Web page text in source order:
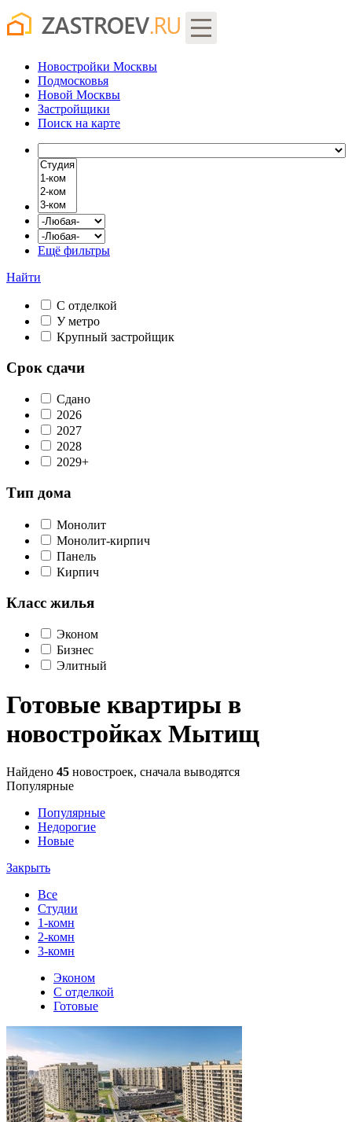
Новостройки Москвы
Подмосковья
Новой Москвы
Застройщики
Поиск на карте
Ещё фильтры
Найти
С отделкой
У метро
Крупный застройщик
Срок сдачи
Сдано
2026
2027
2028
2029+
Тип дома
Монолит
Монолит-кирпич
Панель
Кирпич
Класс жилья
Эконом
Бизнес
Элитный
Готовые квартиры в
новостройках Мытищ
Найдено 45 новостроек, сначала выводятся
Популярные
Популярные
Недорогие
Новые
Закрыть
Все
Студии
1-комн
2-комн
3-комн
Эконом
С отделкой
Готовые